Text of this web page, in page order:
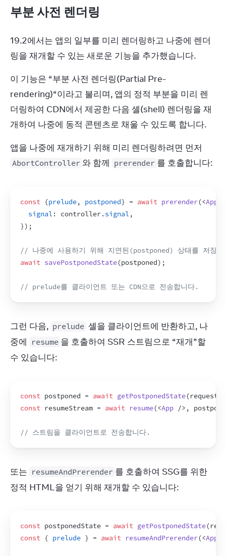
부분 사전 렌더링
19.2에서는 앱의 일부를 미리 렌더링하고 나중에 렌더
링을 재개할 수 있는 새로운 기능을 추가했습니다.
이 기능은 “부분 사전 렌더링(Partial Pre-
rendering)“이라고 불리며, 앱의 정적 부분을 미리 렌
더링하여 CDN에서 제공한 다음 셸(shell) 렌더링을 재
개하여 나중에 동적 콘텐츠로 채울 수 있도록 합니다.
AbortController 와 함께 prerender 를 호출합니다:
const {prelude, postponed} = await prerender(<App
signal: controller. signal,
}) ;
// 나중에 사용하기 위해 지연된(postponed) 상태를 저장합
await savePostponedState(postponed) ;
// prelude를 클라이언트 또는 CDN으로 전송합니다.
그런 다음, prelude 셸을 클라이언트에 반환하고, 나
중에
resume 을 호출하여 SSR 스트림으로 “재개”할
수 있습니다:
const postponed = await getPostponedState(request
const resumeStream = await resume(<App /> ,
// 스트림을 클라이언트로 전송합니다.
또는 resumeAndPrerender 를 호출하여 SSG를 위한
정적 HTML을 얻기 위해 재개할 수 있습니다:
const postponedState = await getPostponedState(
const { prelude } = await resumeAndPrerender(<App